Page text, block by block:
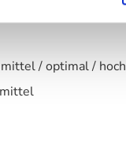
/ lang / flexibel
/ optimal / hoch